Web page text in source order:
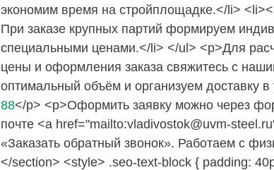
экономим время на стройплощадке.</li>
При заказе крупных партий формируем
специальными ценами.</li> </ul> <p>Для
цены и оформления заказа свяжитесь с
оптимальный объём и организуем доставку
88</p> <p>Оформить заявку можно через
почте <a href="mailto:vladivostok@uvm-
«Заказать обратный звонок». Работаем с
</section> <style> .seo-text-block { padding: